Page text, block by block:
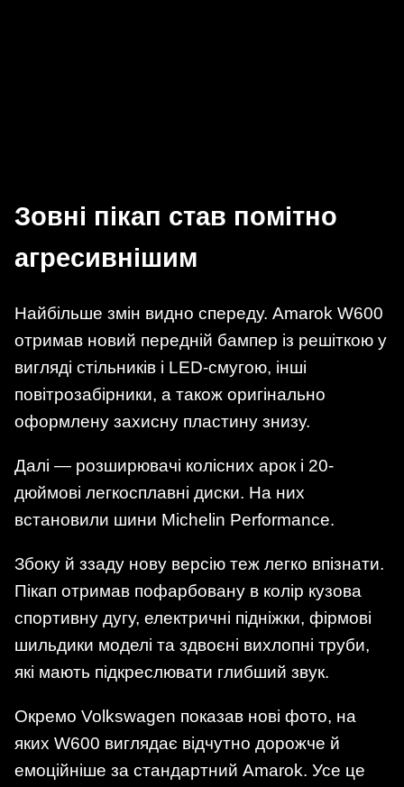
Зовні пікап став помітно
агресивнішим
Найбільше змін видно спереду. Amarok W600
отримав новий передній бампер із решіткою у
вигляді стільників і LED-смугою, інші
повітрозабірники, а також оригінально
оформлену захисну пластину знизу.
Далі — розширювачі колісних арок і 20-
дюймові легкосплавні диски. На них
встановили шини Michelin Performance.
Збоку й ззаду нову версію теж легко впізнати.
Пікап отримав пофарбовану в колір кузова
спортивну дугу, електричні підніжки, фірмові
шильдики моделі та здвоєні вихлопні труби,
які мають підкреслювати глибший звук.
Окремо Volkswagen показав нові фото, на
яких W600 виглядає відчутно дорожче й
емоційніше за стандартний Amarok. Усе це